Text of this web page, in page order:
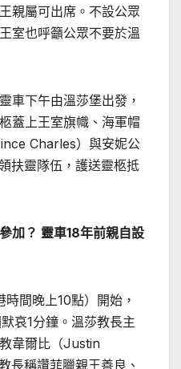
親屬可出席。不設公眾
室也呼籲公眾不要於溫
車下午由溫莎堡出發，
蓋上王室旗幟、海軍帽
Charles）與安妮公
扶靈隊伍，護送靈柩抵
加？ 靈車18年前親自設
間晚上10點）開始，
哀1分鐘。溫莎教長主
韋爾比（Justin
長稱讚菲臘親王善良、